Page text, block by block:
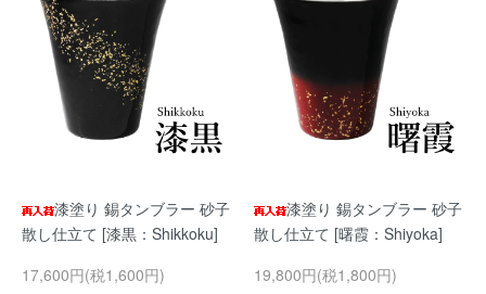
漆塗り 錫タンブラー 砂子
散し仕立て [漆黒：Shikkoku]
17,600円(税1,600円)
漆塗り 錫タンブラー 砂子
散し仕立て [曙霞：Shiyoka]
19,800円(税1,800円)